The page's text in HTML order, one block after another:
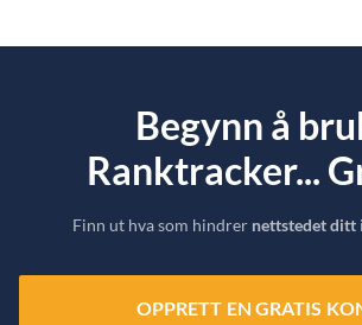
Begynn å
Ranktracker...
Finn ut hva som hindrer nettstedet ditti
OPPRETT EN GRATIS